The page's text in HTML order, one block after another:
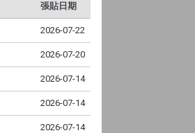
張貼日期
2026-07-22
2026-07-20
2026-07-14
2026-07-14
2026-07-14